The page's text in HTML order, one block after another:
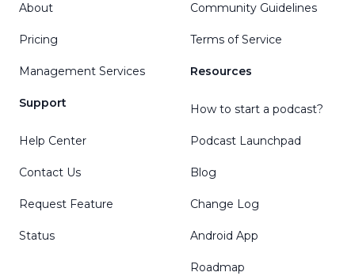
About
Pricing
Management Services
Support
Help Center
Contact Us
Request Feature
Status
Community Guidelines
Terms of Service
Resources
How to start a podcast?
Podcast Launchpad
Blog
Change Log
Android App
Roadmap